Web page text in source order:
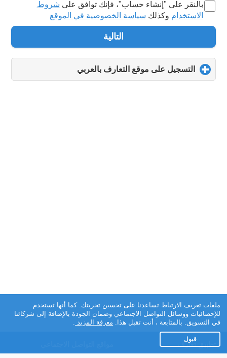
بالنقر على "‏إنشاء حساب‏"، فإنك توافق على شروط
الاستخدام وكذلك سياسة الخصوصية في الموقع
التالية
التسجيل على موقع التعارف بالعربي
to
تطبيق تعارف
ملفات تعريف الارتباط تساعدنا على تحسين تجربتك. كما أنها تستخدم
للإحصائيات ووسائل التواصل الاجتماعي وضمان الجودة بالإضافة إلى شركائنا
في التسويق. بالمتابعة ، أنت تقبل هذا. معرفة المزيد .
قبول